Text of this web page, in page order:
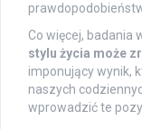
Co więcej, badania
stylu życia może
imponujący wynik,
naszych
wprowadzić te